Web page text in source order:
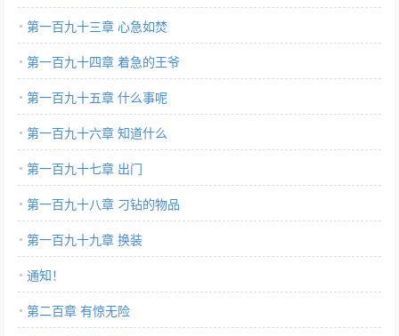
第一百九十三章 心急如焚
第一百九十四章 着急的王爷
第一百九十五章 什么事呢
第一百九十六章 知道什么
第一百九十七章 出门
第一百九十八章 刁钻的物品
第一百九十九章 换装
通知！
第二百章 有惊无险